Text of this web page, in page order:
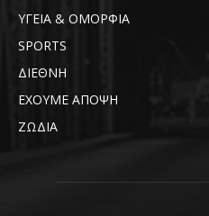
ΥΓΕΙΑ & ΟΜΟΡΦΙΑ
SPORTS
ΔΙΕΘΝΗ
ΕΧΟΥΜΕ ΑΠΟΨΗ
ΖΩΔΙΑ